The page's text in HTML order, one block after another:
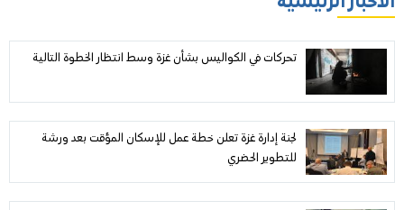
تحركات في الكواليس بشأن غزة وسط انتظار الخطوة التالية
لجنة إدارة غزة تعلن خطة عمل للإسكان المؤقت بعد ورشة
للتطوير الحضري